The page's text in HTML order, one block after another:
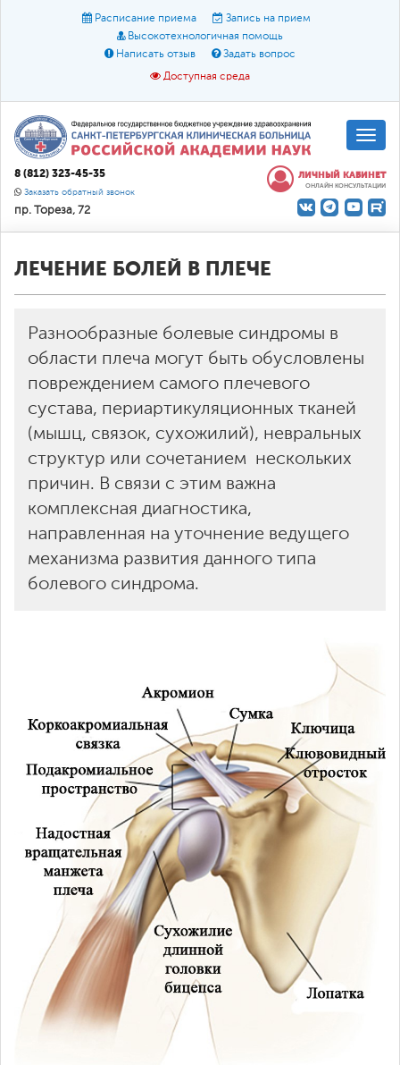
Расписание приема
Запись на прием
Высокотехнологичная помощь
Написать отзыв
Задать вопрос
Доступная среда
Размер шрифта: A A A
Цвет:
О доступной среде
8 (812) 323-45-35
Заказать обратный звонок
пр. Тореза, 72
ЛИЧНЫЙ КАБИНЕТ
ОНЛАЙН КОНСУЛЬТАЦИИ
ЛЕЧЕНИЕ БОЛЕЙ В ПЛЕЧЕ
Разнообразные болевые синдромы в
области плеча могут быть обусловлены
повреждением самого плечевого
сустава, периартикуляционных тканей
(мышц, связок, сухожилий), невральных
структур или сочетанием нескольких
причин. В связи с этим важна
комплексная диагностика,
направленная на уточнение ведущего
механизма развития данного типа
болевого синдрома.